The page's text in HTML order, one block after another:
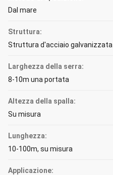
Dal mare
Struttura:
Struttura d'acciaio galvanizzata
Larghezza della serra:
8-10m una portata
Altezza della spalla:
Su misura
Lunghezza:
10-100m, su misura
Applicazione: